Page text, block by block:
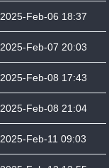
2025-Feb-06 18:37
2025-Feb-07 20:03
2025-Feb-08 17:43
2025-Feb-08 21:04
2025-Feb-11 09:03